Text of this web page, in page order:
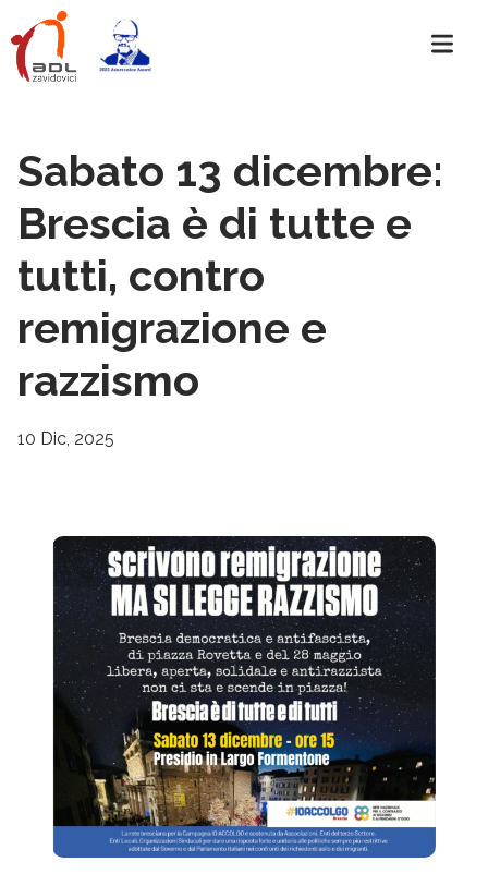
Sabato 13 dicembre:
Brescia è di tutte e
tutti, contro
remigrazione e
razzismo
10 Dic, 2025